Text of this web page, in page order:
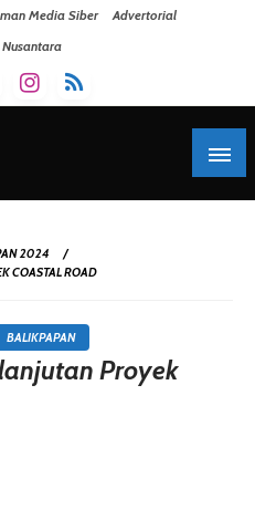
Media Siber
Advertorial
2024
COASTAL ROAD
BALIKPAPAN
Proyek